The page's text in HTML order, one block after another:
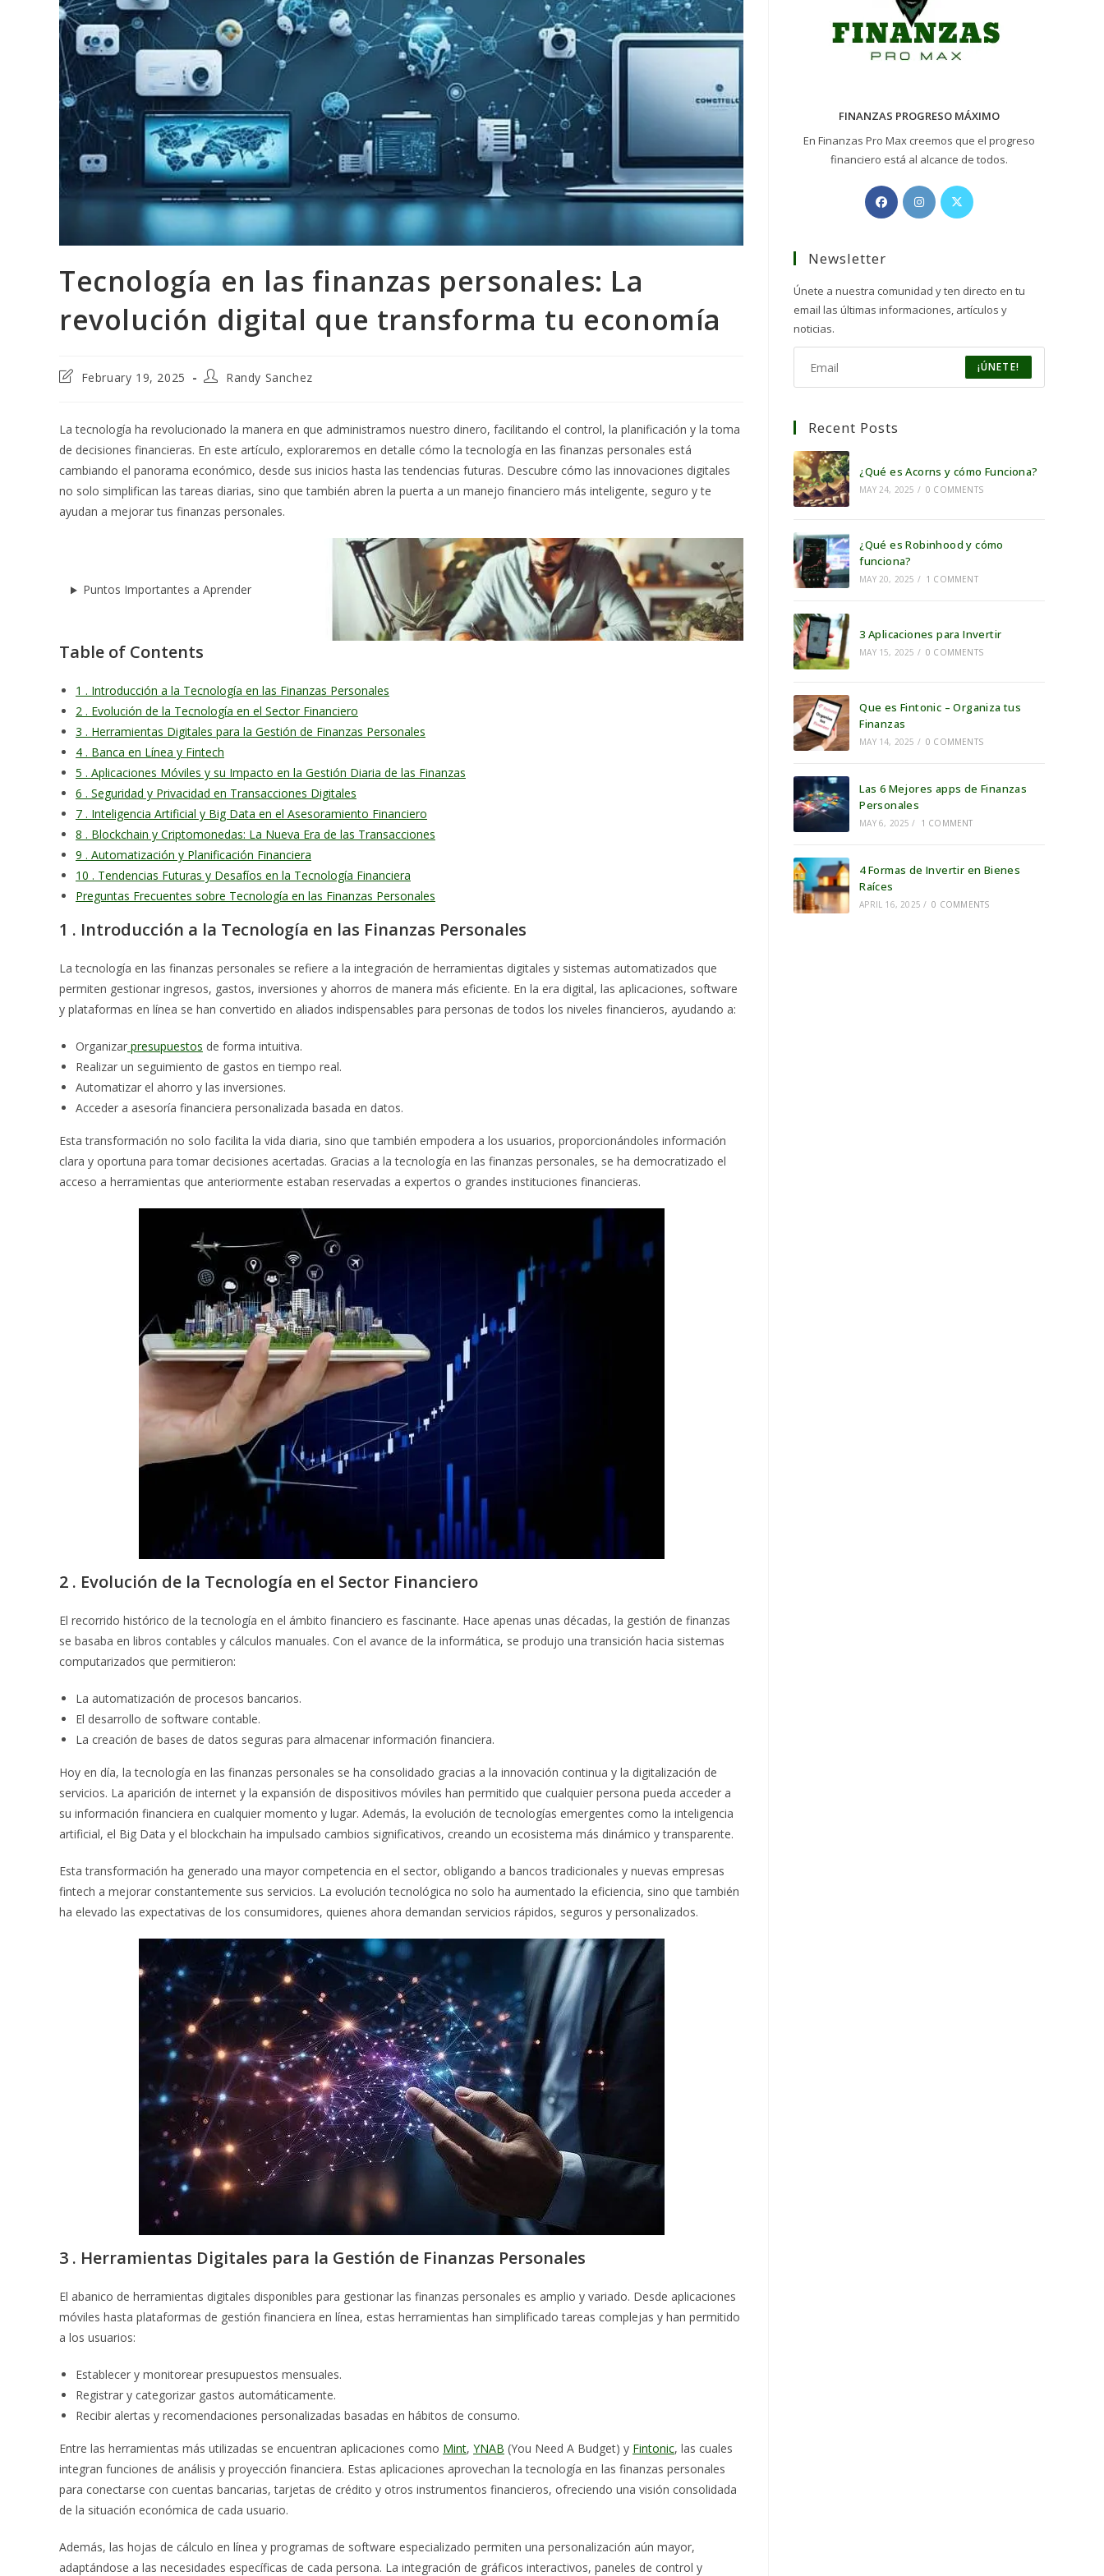
Tecnología en las finanzas personales: La
revolución digital que transforma tu economía
PostFebruary 19, 2025
PostRandy Sanchez
La tecnología ha revolucionado la manera en que administramos nuestro dinero, facilitando el control, la planificación y la toma
de decisiones financieras. En este artículo, exploraremos en detalle cómo la tecnología en las finanzas personales está
cambiando el panorama económico, desde sus inicios hasta las tendencias futuras. Descubre cómo las innovaciones digitales
no solo simplifican las tareas diarias, sino que también abren la puerta a un manejo financiero más inteligente, seguro y te
ayudan a mejorar tus finanzas personales.
Puntos Importantes a Aprender
Table of Contents
1 . Introducción a la Tecnología en las Finanzas Personales
2 . Evolución de la Tecnología en el Sector Financiero
3 . Herramientas Digitales para la Gestión de Finanzas Personales
4 . Banca en Línea y Fintech
5 . Aplicaciones Móviles y su Impacto en la Gestión Diaria de las Finanzas
6 . Seguridad y Privacidad en Transacciones Digitales
7 . Inteligencia Artificial y Big Data en el Asesoramiento Financiero
8 . Blockchain y Criptomonedas: La Nueva Era de las Transacciones
9 . Automatización y Planificación Financiera
10 . Tendencias Futuras y Desafíos en la Tecnología Financiera
Preguntas Frecuentes sobre Tecnología en las Finanzas Personales
1 . Introducción a la Tecnología en las Finanzas Personales
La tecnología en las finanzas personales se refiere a la integración de herramientas digitales y sistemas automatizados que
permiten gestionar ingresos, gastos, inversiones y ahorros de manera más eficiente. En la era digital, las aplicaciones, software
y plataformas en línea se han convertido en aliados indispensables para personas de todos los niveles financieros, ayudando a:
Organizar presupuestos de forma intuitiva.
Realizar un seguimiento de gastos en tiempo real.
Automatizar el ahorro y las inversiones.
Acceder a asesoría financiera personalizada basada en datos.
Esta transformación no solo facilita la vida diaria, sino que también empodera a los usuarios, proporcionándoles información
clara y oportuna para tomar decisiones acertadas. Gracias a la tecnología en las finanzas personales, se ha democratizado el
acceso a herramientas que anteriormente estaban reservadas a expertos o grandes instituciones financieras.
2 . Evolución de la Tecnología en el Sector Financiero
El recorrido histórico de la tecnología en el ámbito financiero es fascinante. Hace apenas unas décadas, la gestión de finanzas
se basaba en libros contables y cálculos manuales. Con el avance de la informática, se produjo una transición hacia sistemas
computarizados que permitieron:
La automatización de procesos bancarios.
El desarrollo de software contable.
La creación de bases de datos seguras para almacenar información financiera.
Hoy en día, la tecnología en las finanzas personales se ha consolidado gracias a la innovación continua y la digitalización de
servicios. La aparición de internet y la expansión de dispositivos móviles han permitido que cualquier persona pueda acceder a
su información financiera en cualquier momento y lugar. Además, la evolución de tecnologías emergentes como la inteligencia
artificial, el Big Data y el blockchain ha impulsado cambios significativos, creando un ecosistema más dinámico y transparente.
Esta transformación ha generado una mayor competencia en el sector, obligando a bancos tradicionales y nuevas empresas
fintech a mejorar constantemente sus servicios. La evolución tecnológica no solo ha aumentado la eficiencia, sino que también
ha elevado las expectativas de los consumidores, quienes ahora demandan servicios rápidos, seguros y personalizados.
3 . Herramientas Digitales para la Gestión de Finanzas Personales
El abanico de herramientas digitales disponibles para gestionar las finanzas personales es amplio y variado. Desde aplicaciones
móviles hasta plataformas de gestión financiera en línea, estas herramientas han simplificado tareas complejas y han permitido
a los usuarios:
Establecer y monitorear presupuestos mensuales.
Registrar y categorizar gastos automáticamente.
Recibir alertas y recomendaciones personalizadas basadas en hábitos de consumo.
Entre las herramientas más utilizadas se encuentran aplicaciones como Mint, YNAB (You Need A Budget) y Fintonic, las cuales
integran funciones de análisis y proyección financiera. Estas aplicaciones aprovechan la tecnología en las finanzas personales
para conectarse con cuentas bancarias, tarjetas de crédito y otros instrumentos financieros, ofreciendo una visión consolidada
de la situación económica de cada usuario.
Además, las hojas de cálculo en línea y programas de software especializado permiten una personalización aún mayor,
adaptándose a las necesidades específicas de cada persona. La integración de gráficos interactivos, paneles de control y
FINANZAS PROGRESO MÁXIMO
En Finanzas Pro Max creemos que el progreso
financiero está al alcance de todos.
Opens
in
Opens
in
Opens
Newsletter
Únete a nuestra comunidad y ten directo en tu
email las últimas informaciones, artículos y
noticias.
¡ÚNETE!
Recent Posts
¿Qué es Acorns y cómo Funciona?
MAY 24, 2025 / 0 COMMENTS
¿Qué es Robinhood y cómo
funciona?
MAY 20, 2025 / 1 COMMENT
3 Aplicaciones para Invertir
MAY 15, 2025 / 0 COMMENTS
Que es Fintonic – Organiza tus
Finanzas
MAY 14, 2025 / 0 COMMENTS
Las 6 Mejores apps de Finanzas
Personales
MAY 6, 2025 / 1 COMMENT
4 Formas de Invertir en Bienes
Raíces
APRIL 16, 2025 / 0 COMMENTS